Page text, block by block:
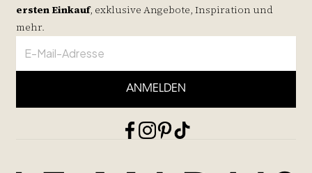
ersten Einkauf, exklusive Angebote, Inspiration und
mehr.
ANMELDEN